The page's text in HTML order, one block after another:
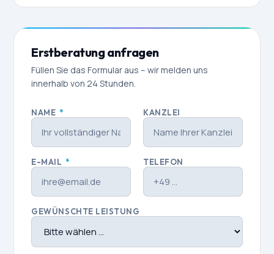
Erstberatung anfragen
Füllen Sie das Formular aus – wir melden uns
innerhalb von 24 Stunden.
NAME * KANZLEI
E-MAIL * TELEFON
GEWÜNSCHTE LEISTUNG